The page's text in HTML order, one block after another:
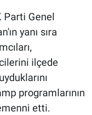
Parti Genel
yanı sıra
ilçede
programlarının
etti.